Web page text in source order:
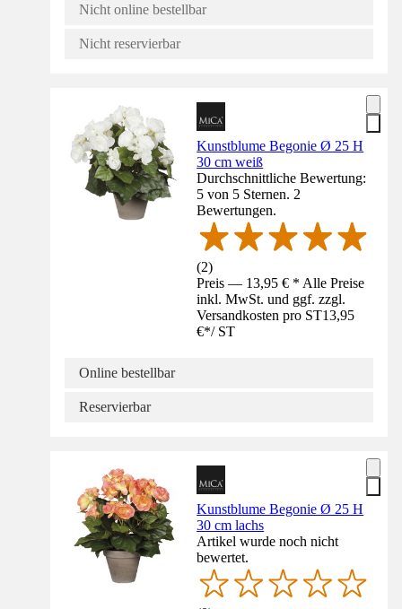
Nicht online bestellbar
Nicht reservierbar
Kunstblume Begonie Ø 25 H
30 cm weiß
Durchschnittliche Bewertung:
5 von 5 Sternen. 2
Bewertungen.
(2)
Preis — 13,95 € * Alle Preise
inkl. MwSt. und ggf. zzgl.
Versandkosten pro ST13,95
€*/ ST
Online bestellbar
Reservierbar
Kunstblume Begonie Ø 25 H
30 cm lachs
Artikel wurde noch nicht
bewertet.